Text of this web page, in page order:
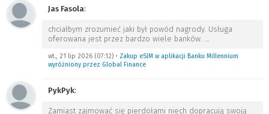
Jas Fasola:
chciałbym zrozumieć jaki był powód nagrody. Usługa
oferowana jest przez bardzo wiele banków. …
wt., 21 lip 2026 (07:12) • Zakup eSIM w aplikacji Banku Millennium
wyróżniony przez Global Finance
PykPyk:
Zamiast zajmować się pierdołami niech dopracują swoją